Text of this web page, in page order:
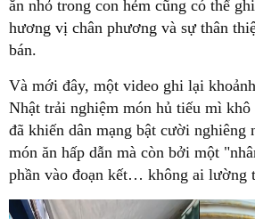
ăn nhỏ trong con hẻm cũng có thể
hương vị chân phương và sự thân
bán.
Và mới đây, một video ghi lại
Nhật trải nghiệm món hủ tiếu mì
đã khiến dân mạng bật cười nghiêng
món ăn hấp dẫn mà còn bởi một
phần vào đoạn kết… không ai lường